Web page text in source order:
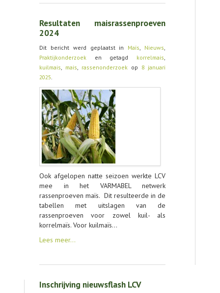
AGENDA
OVER LCV
CONTACT
Resultaten maisrassenproeven
2024
Dit bericht werd geplaatst in Maïs, Nieuws,
Praktijkonderzoek en getagd korrelmais,
kuilmais, mais, rassenonderzoek op 8 januari
2025.
Ook afgelopen natte seizoen werkte LCV
mee in het VARMABEL netwerk
rassenproeven maïs. Dit resulteerde in de
tabellen met uitslagen van de
rassenproeven voor zowel kuil- als
korrelmaïs. Voor kuilmaïs…
Lees meer…
Inschrijving nieuwsflash LCV